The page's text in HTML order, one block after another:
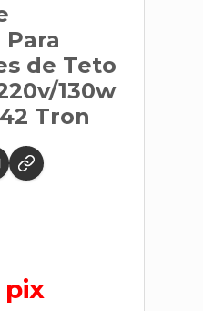
de Teto
130w
Tron
pix